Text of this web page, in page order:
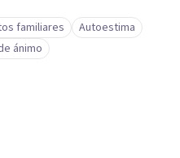
familiares
Autoestima
ánimo